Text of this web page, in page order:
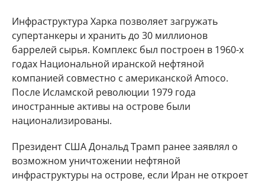
Инфраструктура Харка позволяет загружать
супертанкеры и хранить до 30 миллионов
баррелей сырья. Комплекс был построен в 1960-х
годах Национальной иранской нефтяной
компанией совместно с американской Amoco.
После Исламской революции 1979 года
иностранные активы на острове были
национализированы.
Президент США Дональд Трамп ранее заявлял о
возможном уничтожении нефтяной
инфраструктуры на острове, если Иран не откроет